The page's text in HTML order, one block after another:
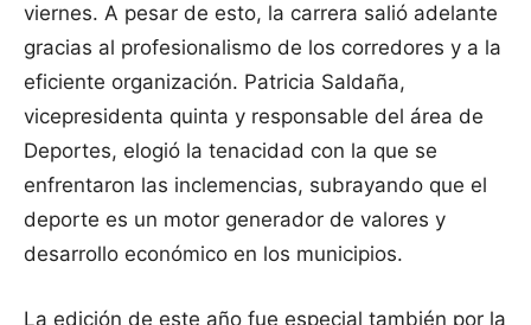
viernes. A pesar de esto, la carrera salió adelante
gracias al profesionalismo de los corredores y a la
eficiente organización. Patricia Saldaña,
vicepresidenta quinta y responsable del área de
Deportes, elogió la tenacidad con la que se
enfrentaron las inclemencias, subrayando que el
deporte es un motor generador de valores y
desarrollo económico en los municipios.
La edición de este año fue especial también por la